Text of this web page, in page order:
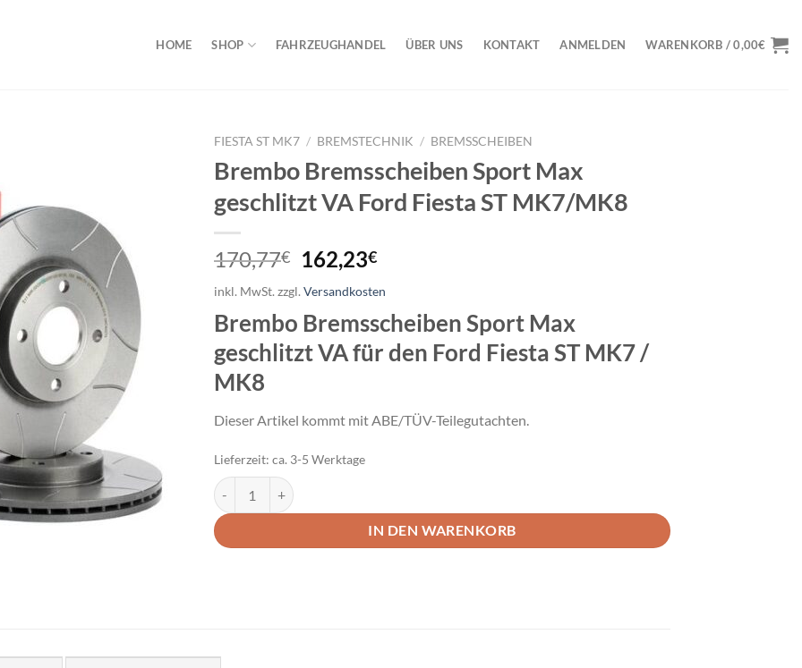
HOME SHOP FAHRZEUGHANDEL ÜBER UNS KONTAKT ANMELDEN WARENKORB /0,00€
FIESTA ST MK7 / BREMSTECHNIK / BREMSSCHEIBEN
Brembo Bremsscheiben Sport Max
geschlitzt VA Ford Fiesta ST MK7/MK8
170,77€
Ursprünglicher
Preis
war:
170,77€
162,23€Aktueller
ist:
162,23€.
inkl. MwSt. zzgl. Versandkosten
Brembo Bremsscheiben Sport Max
geschlitzt VA für den Ford Fiesta ST MK7 /
MK8
Dieser Artikel kommt mit ABE/TÜV-Teilegutachten.
Lieferzeit: ca. 3-5 Werktage
Brembo Bremsscheiben Sport Max geschlitzt VA Ford Fiesta ST MK7/MK8 Menge
IN DEN WARENKORB